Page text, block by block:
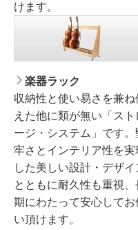
けます。
楽器ラック
収納性と使い易さを兼ね
えた他に類が無い「スト
ージ・システム」です。
牢さとインテリア性を実
した美しい設計・デザイ
とともに耐久性も重視、
期にわたって安心してお
い頂けます。